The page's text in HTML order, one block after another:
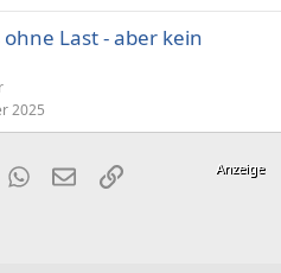
Last - aber kein
2025
WhatsApp
E-MailLink